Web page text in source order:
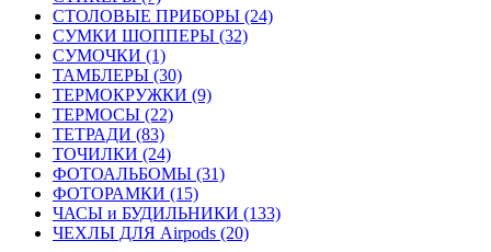
СТОЛОВЫЕ ПРИБОРЫ (24)
СУМКИ ШОППЕРЫ (32)
СУМОЧКИ (1)
ТАМБЛЕРЫ (30)
ТЕРМОКРУЖКИ (9)
ТЕРМОСЫ (22)
ТЕТРАДИ (83)
ТОЧИЛКИ (24)
ФОТОАЛЬБОМЫ (31)
ФОТОРАМКИ (15)
ЧАСЫ и БУДИЛЬНИКИ (133)
ЧЕХЛЫ ДЛЯ Airpods (20)